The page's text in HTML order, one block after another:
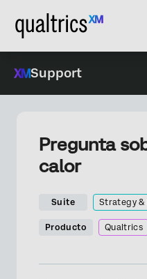
Support
Pregunta
calor
Suite Strategy &
Producto Qualtrics